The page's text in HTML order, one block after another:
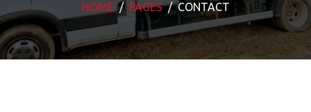
HOME PAGES CONTACT